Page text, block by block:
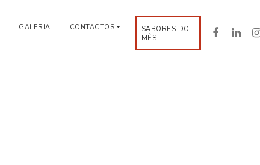
GALERIA CONTACTOS
SABORES DO
MÊS